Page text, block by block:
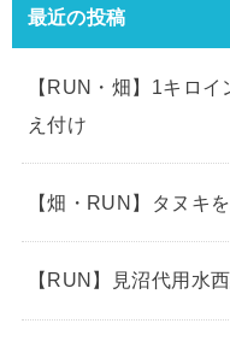
最近の投稿
【RUN・畑】1キロ
え付け
【畑・RUN】タヌキ
【RUN】見沼代用水